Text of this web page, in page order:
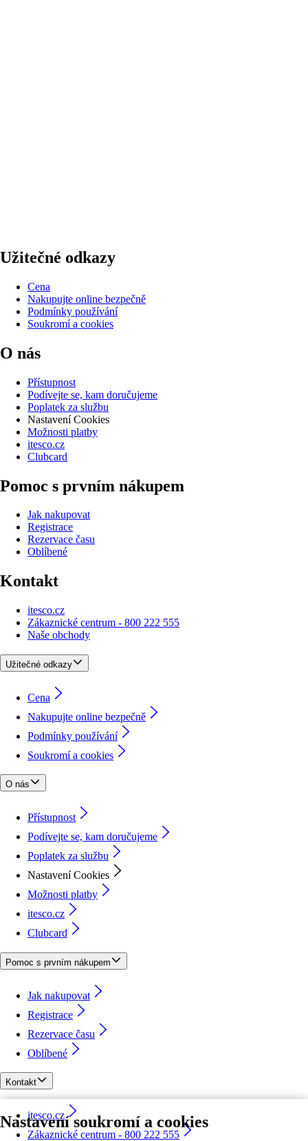
Nastavení soukromí a cookies
Užitečné odkazy
Cena
Nakupujte online bezpečně
Podmínky používání
Soukromí a cookies
O nás
Přístupnost
Podívejte se, kam doručujeme
Poplatek za službu
Nastavení Cookies
Možnosti platby
itesco.cz
Clubcard
Pomoc s prvním nákupem
Jak nakupovat
Registrace
Rezervace času
Oblíbené
Kontakt
itesco.cz
Zákaznické centrum - 800 222 555
Naše obchody
Užitečné odkazy
Cena
Nakupujte online bezpečně
Podmínky používání
Soukromí a cookies
O nás
Přístupnost
Podívejte se, kam doručujeme
Poplatek za službu
Nastavení Cookies
Možnosti platby
itesco.cz
Clubcard
Pomoc s prvním nákupem
Jak nakupovat
Registrace
Rezervace času
Oblíbené
Kontakt
itesco.cz
Zákaznické centrum - 800 222 555